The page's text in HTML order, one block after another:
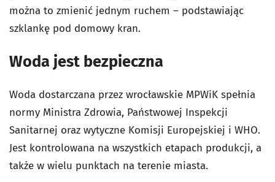
można to zmienić jednym ruchem – podstawiając
szklankę pod domowy kran.
Woda jest bezpieczna
Woda dostarczana przez wrocławskie MPWiK spełnia
normy Ministra Zdrowia, Państwowej Inspekcji
Sanitarnej oraz wytyczne Komisji Europejskiej i WHO.
Jest kontrolowana na wszystkich etapach produkcji, a
także w wielu punktach na terenie miasta.